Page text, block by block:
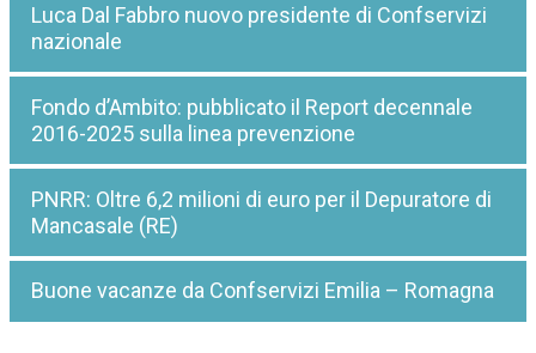
Luca Dal Fabbro nuovo presidente di Confservizi
nazionale
Fondo d’Ambito: pubblicato il Report decennale
2016-2025 sulla linea prevenzione
PNRR: Oltre 6,2 milioni di euro per il Depuratore di
Mancasale (RE)
Buone vacanze da Confservizi Emilia – Romagna